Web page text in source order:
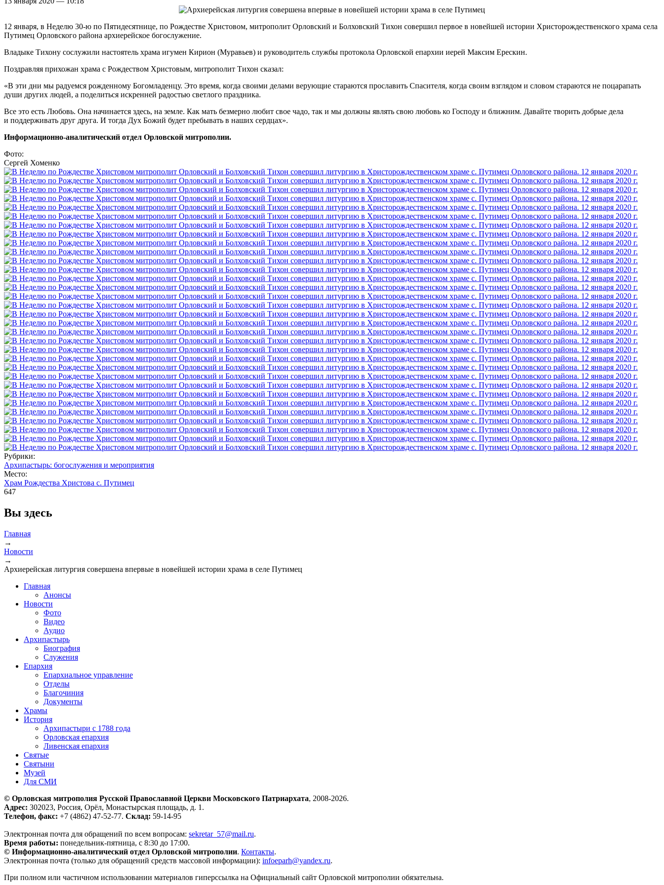
12 января, в Неделю 30-ю по Пятидесятнице, по Рождестве Христовом, митрополит Орловский и Болховский Тихон совершил первое в новейшей истории Христорождественского храма села
Путимец Орловского района архиерейское богослужение.
Владыке Тихону сослужили настоятель храма игумен Кирион (Муравьев) и руководитель службы протокола Орловской епархии иерей Максим Ерескин.
Поздравляя прихожан храма с Рождеством Христовым, митрополит Тихон сказал:
«В эти дни мы радуемся рожденному Богомладенцу. Это время, когда своими делами верующие стараются прославить Спасителя, когда своим взглядом и словом стараются не поцарапать
души других людей, а поделиться искренней радостью светлого праздника.
Все это есть Любовь. Она начинается здесь, на земле. Как мать безмерно любит свое чадо, так и мы должны являть свою любовь ко Господу и ближним. Давайте творить добрые дела
и поддерживать друг друга. И тогда Дух Божий будет пребывать в наших сердцах».
Информационно-аналитический отдел Орловской митрополии.
Фото:
Сергей Хоменко
Рубрики:
Архипастырь: богослужения и мероприятия
Место:
Храм Рождества Христова с. Путимец
647
Вы здесь
Главная
→
Новости
→
Архиерейская литургия совершена впервые в новейшей истории храма в селе Путимец
Главная
Анонсы
Новости
Фото
Видео
Аудио
Архипастырь
Биография
Служения
Епархия
Епархиальное управление
Отделы
Благочиния
Документы
Храмы
История
Архипастыри с 1788 года
Орловская епархия
Ливенская епархия
Святые
Святыни
Музей
Для СМИ
© Орловская митрополия Русской Православной Церкви Московского Патриархата, 2008-2026.
Адрес: 302023, Россия, Орёл, Монастырская площадь, д. 1.
Телефон, факс: +7 (4862) 47-52-77. Склад: 59-14-95
Электронная почта для обращений по всем вопросам: sekretar_57@mail.ru.
Время работы: понедельник-пятница, с 8:30 до 17:00.
© Информационно-аналитический отдел Орловской митрополии. Контакты.
Электронная почта (только для обращений средств массовой информации): infoeparh@yandex.ru.
При полном или частичном использовании материалов гиперссылка на Официальный сайт Орловской митрополии обязательна.